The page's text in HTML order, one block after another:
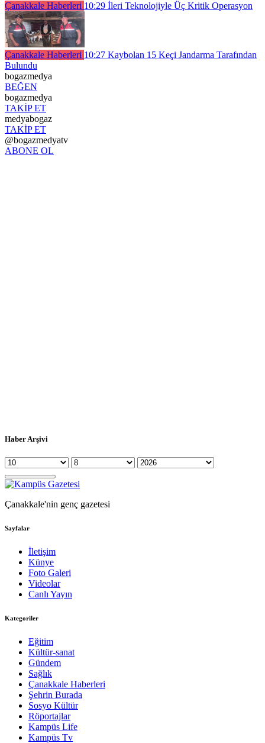
Çanakkale Haberleri 10:29 İleri Teknolojiyle Üç Kritik Operasyon
Çanakkale Haberleri 10:27 Kaybolan 15 Keçi Jandarma Tarafından
Bulundu
bogazmedya
BEĞEN
bogazmedya
TAKİP ET
medyabogaz
TAKİP ET
@bogazmedyatv
ABONE OL
Haber Arşivi
Çanakkale'nin genç gazetesi
Sayfalar
İletişim
Künye
Foto Galeri
Videolar
Canlı Yayın
Kategoriler
Eğitim
Kültür-sanat
Gündem
Sağlık
Çanakkale Haberleri
Şehrin Burada
Sosyo Kültür
Röportajlar
Kampüs Life
Kampüs Tv